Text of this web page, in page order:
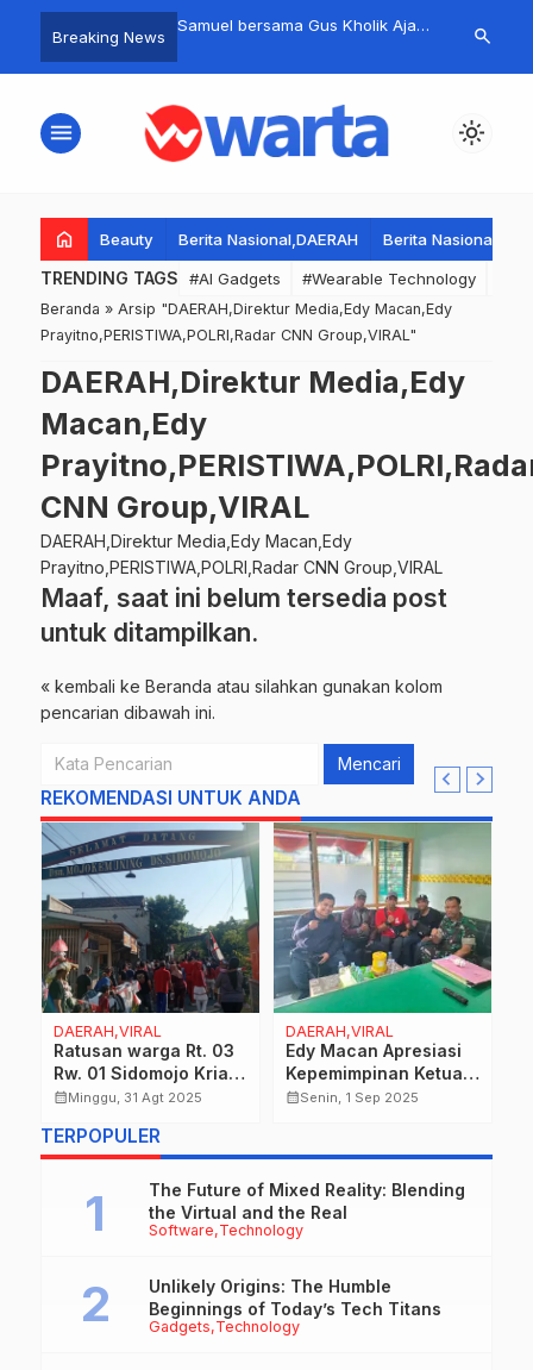
Breaking News
dan Masyarakat
Amarah Rakyat di
Samuel bersama Gus Kholik Ajak
Situasi Surabaya Tetap Kondusif
dan Damai
Kemeriahan
search
menu light_mode
home Beauty Berita Nasional,DAERAH Berita
TRENDING TAGS #AI Gadgets #Wearable Technology
Beranda » Arsip "DAERAH,Direktur Media,Edy Macan,Edy
Prayitno,PERISTIWA,POLRI,Radar CNN Group,VIRAL"
DAERAH,Direktur Media,Edy
Macan,Edy
CNN Group,VIRAL
DAERAH,Direktur Media,Edy Macan,Edy
Prayitno,PERISTIWA,POLRI,Radar CNN Group,VIRAL
Maaf, saat ini belum tersedia post
untuk ditampilkan.
« kembali ke Beranda atau silahkan gunakan kolom
pencarian dibawah ini.
Mencari
REKOMENDASI UNTUK ANDA
DAERAH,VIRAL
Ratusan warga Rt. 03
Rw. 01 Sidomojo Krian
Jalan Sehat
Ke 80
calendar_monthMinggu, 31 Agt 2025
DAERAH,VIRAL
Edy Macan Apresiasi
Kepemimpinan Ketua
Madas DPAC Rungkut
calendar_monthSenin, 1 Sep 2025
TERPOPULER
Software Technology
The Future of Mixed Reality: Blending
the Virtual and the Real
Gadgets Technology
Unlikely Origins: The Humble
Beginnings of Today’s Tech Titans